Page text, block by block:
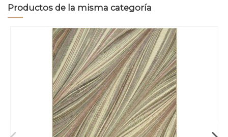
Productos de la misma categoría